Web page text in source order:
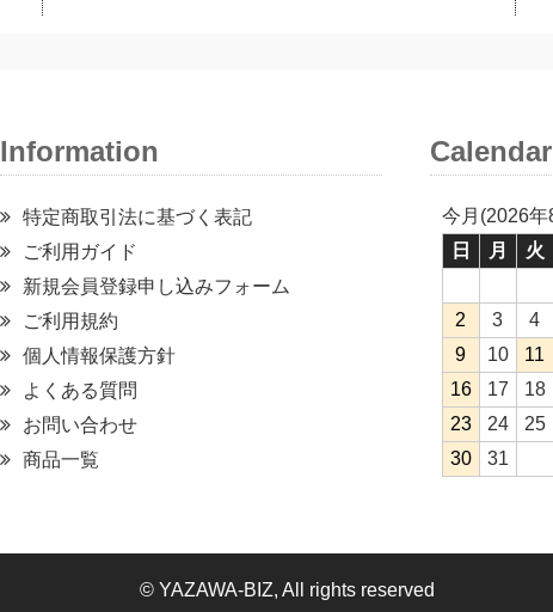
Information
特定商取引法に基づく表記
ご利用ガイド
新規会員登録申し込みフォーム
ご利用規約
個人情報保護方針
よくある質問
お問い合わせ
商品一覧
Calendar
今月(2026年
日
月 火
2
3 4
9
10 11
16
17 18
23
24 25
30
31
© YAZAWA-BIZ, All rights reserved